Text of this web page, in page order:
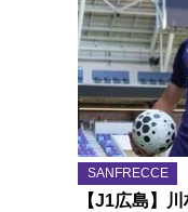
SANFRECCE
【J1広島】